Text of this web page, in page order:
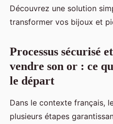
Découvrez une solution
transformer vos bijoux et
Processus sécurisé
vendre son or : ce
le départ
Dans le contexte français,
plusieurs étapes